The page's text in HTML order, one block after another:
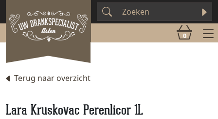
0
Terug naar overzicht
Lara Kruskovac Perenlicor 1L